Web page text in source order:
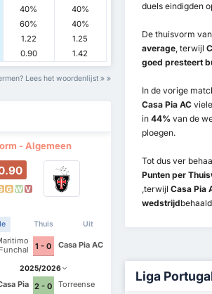
40%
40%
60%
40%
1.22
1.25
0.90 1.42
Lees het woordenlijst
- Algemeen
G W V
Thuis Uit
Funchal
1 - 0 Casa Pia AC
2025/2026
Pia 2 - 0
Torreense
duels eindigden
De thuisvorm van
average, terwijl
goed presteert
In de vorige
Casa Pia AC
in 44% van de
ploegen.
Tot dus ver
Punten per
,terwijl Casa Pia
wedstrijd
Liga